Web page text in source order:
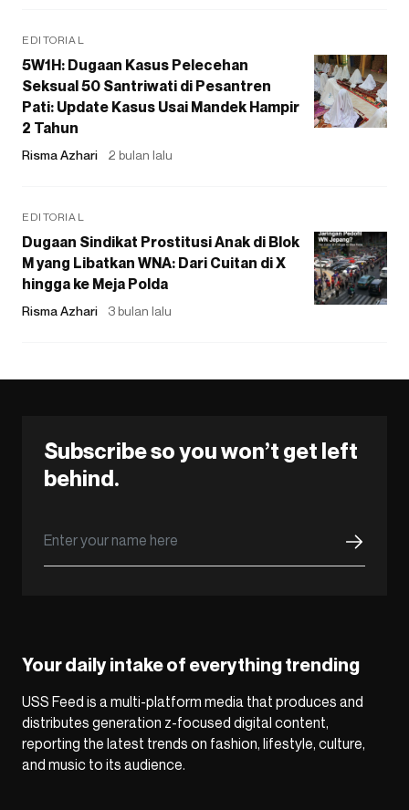
EDITORIAL
5W1H: Dugaan Kasus Pelecehan
Seksual 50 Santriwati di Pesantren
Pati: Update Kasus Usai Mandek Hampir
2 Tahun
Risma Azhari 2 bulan lalu
EDITORIAL
Dugaan Sindikat Prostitusi Anak di Blok
M yang Libatkan WNA: Dari Cuitan di X
hingga ke Meja Polda
Risma Azhari 3 bulan lalu
Subscribe so you won’t get left
behind.
Your daily intake of everything trending
USS Feed is a multi-platform media that produces and
distributes generation z-focused digital content,
reporting the latest trends on fashion, lifestyle, culture,
and music to its audience.